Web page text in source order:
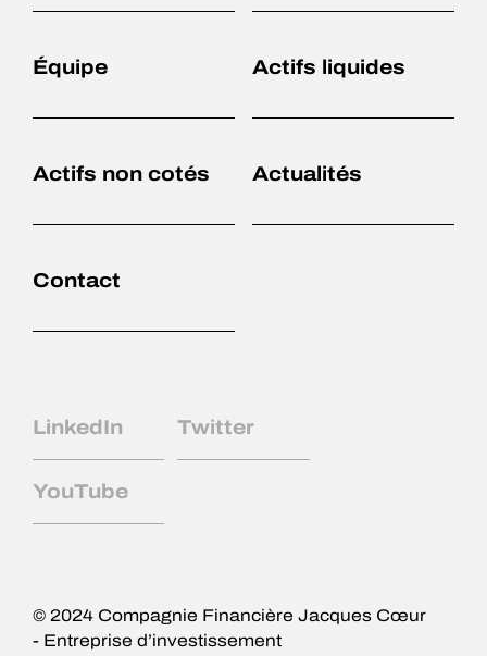
Accueil
Équipe
Actifs liquides
Contact
Équipe Actifs liquides
Actifs non cotés Actualités
Contact
LinkedIn Twitter
YouTube
© 2024 Compagnie Financière Jacques Cœur
- Entreprise d’investissement